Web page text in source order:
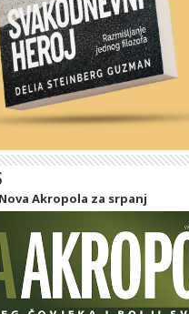
Akropola za srpanj